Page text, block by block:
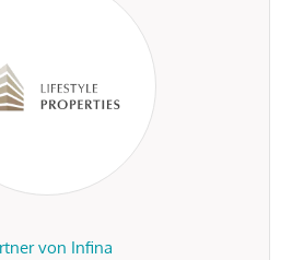
von Infina